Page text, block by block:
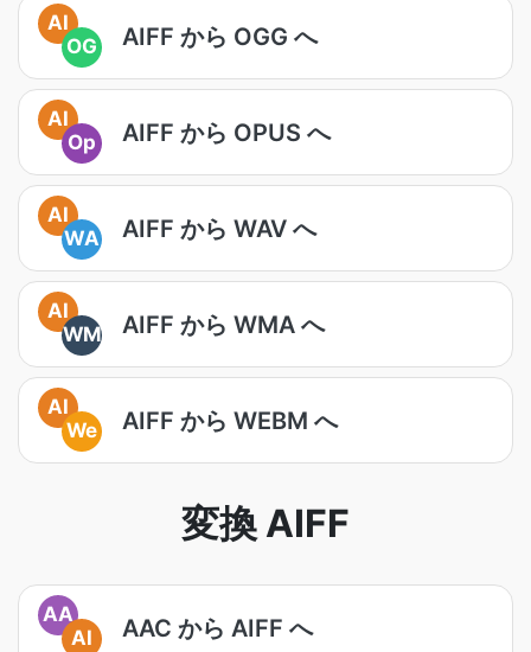
AI
OG
AIFF から OGG へ
AI
Op
AIFF から OPUS へ
AI
WA
AIFF から WAV へ
AI
WM
AIFF から WMA へ
AI
We
AIFF から WEBM へ
変換 AIFF
AA
AI
AAC から AIFF へ